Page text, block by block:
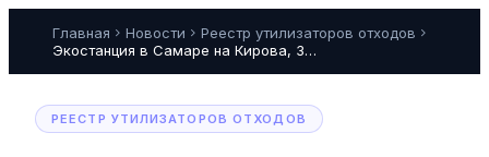
Главная chevron_right Новости chevron_right Реестр утилизаторов отходов chevron_right
Экостанция в Самаре на Кирова, 308: что принимают
РЕЕСТР УТИЛИЗАТОРОВ ОТХОДОВ